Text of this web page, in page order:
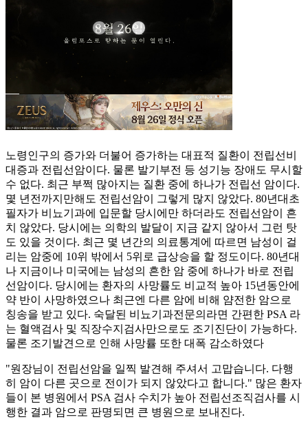
노령인구의 증가와 더불어 증가하는 대표적 질환이 전립선비
대증과 전립선암이다. 물론 발기부전 등 성기능 장애도 무시할
수 없다. 최근 부쩍 많아지는 질환 중에 하나가 전립선 암이다.
몇 년전까지만해도 전립선암이 그렇게 많지 않았다. 80년대초
필자가 비뇨기과에 입문할 당시에만 하더라도 전립선암이 흔
치 않았다. 당시에는 의학의 발달이 지금 같지 않아서 그런 탓
도 있을 것이다. 최근 몇 년간의 의료통계에 따르면 남성이 걸
리는 암중에 10위 밖에서 5위로 급상승을 할 정도이다. 80년대
나 지금이나 미국에는 남성의 흔한 암 중에 하나가 바로 전립
선암이다. 당시에는 환자의 사망률도 비교적 높아 15년동안에
약 반이 사망하였으나 최근엔 다른 암에 비해 얌전한 암으로
칭송을 받고 있다. 숙달된 비뇨기과전문의라면 간편한 PSA 라
는 혈액검사 및 직장수지검사만으로도 조기진단이 가능하다.
물론 조기발견으로 인해 사망률 또한 대폭 감소하였다
"원장님이 전립선암을 일찍 발견해 주셔서 고맙습니다. 다행
히 암이 다른 곳으로 전이가 되지 않았다고 합니다." 많은 환자
들이 본 병원에서 PSA 검사 수치가 높아 전립선조직검사를 시
행한 결과 암으로 판명되면 큰 병원으로 보내진다.